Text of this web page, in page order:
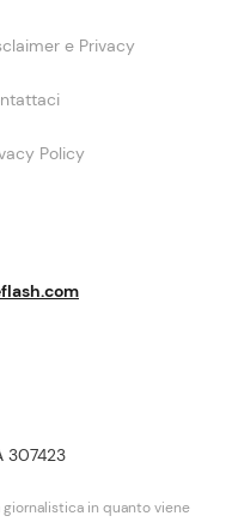
307423
in quanto viene
e Privacy
Policy